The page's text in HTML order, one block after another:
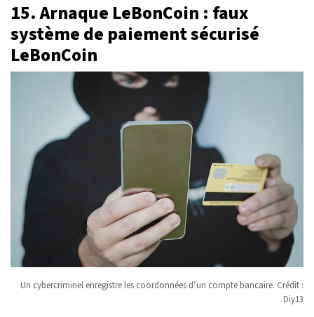
15. Arnaque LeBonCoin : faux
système de paiement sécurisé
LeBonCoin
Un cybercriminel enregistre les coordonnées d’un compte bancaire. Crédit :
Diy13